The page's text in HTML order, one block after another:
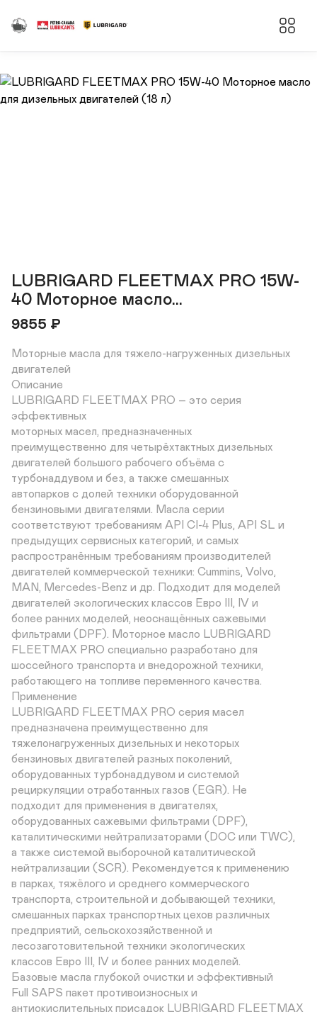
LUBRIGARD FLEETMAX PRO 15W-
40 Моторное масло...
9855 ₽
Моторные масла для тяжело-нагруженных дизельных
двигателей
Описание
LUBRIGARD FLEETMAX PRO – это серия
эффективных
моторных масел, предназначенных
преимущественно для четырёхтактных дизельных
двигателей большого рабочего объёма с
турбонаддувом и без, а также смешанных
автопарков с долей техники оборудованной
бензиновыми двигателями. Масла серии
соответствуют требованиям API CI-4 Plus, API SL и
предыдущих сервисных категорий, и самых
распространённым требованиям производителей
двигателей коммерческой техники: Cummins, Volvo,
MAN, Mercedes-Benz и др. Подходит для моделей
двигателей экологических классов Евро III, IV и
более ранних моделей, неоснащённых сажевыми
фильтрами (DPF). Моторное масло LUBRIGARD
FLEETMAX PRO специально разработано для
шоссейного транспорта и внедорожной техники,
работающего на топливе переменного качества.
Применение
LUBRIGARD FLEETMAX PRO серия масел
предназначена преимущественно для
тяжелонагруженных дизельных и некоторых
бензиновых двигателей разных поколений,
оборудованных турбонаддувом и системой
рециркуляции отработанных газов (EGR). Не
подходит для применения в двигателях,
оборудованных сажевыми фильтрами (DPF),
каталитическими нейтрализаторами (DOC или TWC),
а также системой выборочной каталитической
нейтрализации (SCR). Рекомендуется к применению
в парках, тяжёлого и среднего коммерческого
транспорта, строительной и добывающей техники,
смешанных парках транспортных цехов различных
предприятий, сельскохозяйственной и
лесозаготовительной техники экологических
классов Евро III, IV и более ранних моделей.
Базовые масла глубокой очистки и эффективный
Full SAPS пакет противоизносных и
антиокислительных присадок LUBRIGARD FLEETMAX